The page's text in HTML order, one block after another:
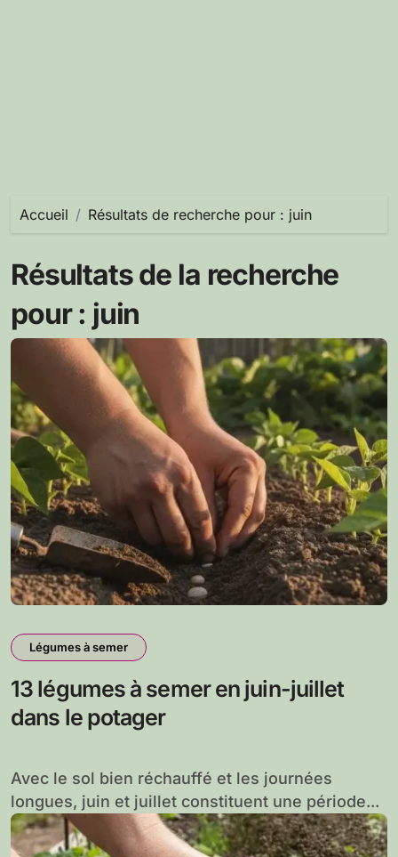
Accueil Résultats de recherche pour : juin
Résultats de la recherche
pour : juin
Légumes à semer
13 légumes à semer en juin-juillet
dans le potager
Avec le sol bien réchauffé et les journées
longues, juin et juillet constituent une période...